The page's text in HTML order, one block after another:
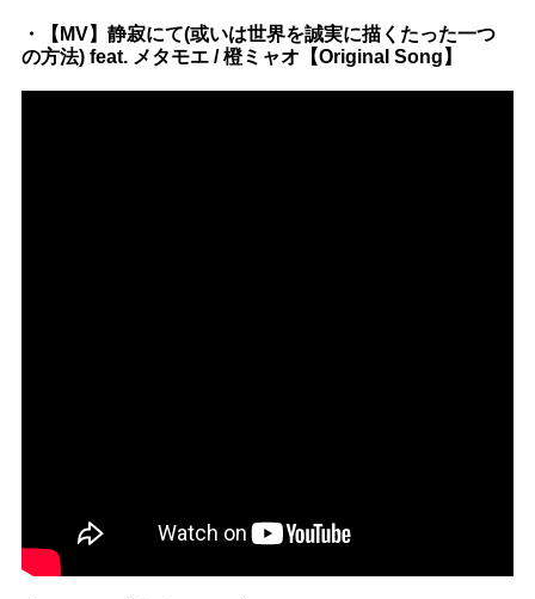
・【MV】静寂にて(或いは世界を誠実に描くたった一つ
の方法) feat. メタモエ / 橙ミャオ【Original Song】